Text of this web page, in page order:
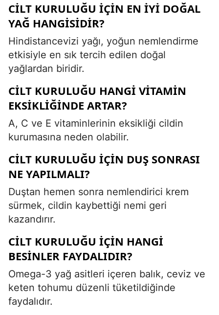
CILT KURULUĞU IÇIN EN IYI DOĞAL
YAĞ HANGISIDIR?
Hindistancevizi yağı, yoğun nemlendirme
etkisiyle en sık tercih edilen doğal
yağlardan biridir.
CILT KURULUĞU HANGI VITAMIN
EKSIKLIĞINDE ARTAR?
A, C ve E vitaminlerinin eksikliği cildin
kurumasına neden olabilir.
CILT KURULUĞU IÇIN DUŞ SONRASI
NE YAPILMALI?
Duştan hemen sonra nemlendirici krem
sürmek, cildin kaybettiği nemi geri
kazandırır.
CILT KURULUĞU IÇIN HANGI
BESINLER FAYDALIDIR?
Omega-3 yağ asitleri içeren balık, ceviz ve
keten tohumu düzenli tüketildiğinde
faydalıdır.